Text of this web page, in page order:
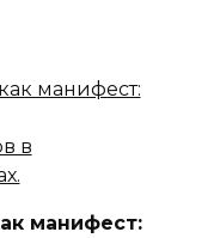
манифест: